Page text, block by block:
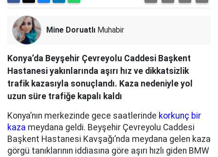
Mine Doruatlı Muhabir
Konya’da Beyşehir Çevreyolu Caddesi Başkent
Hastanesi yakınlarında aşırı hız ve dikkatsizlik
trafik kazasıyla sonuçlandı. Kaza nedeniyle yol
uzun süre trafiğe kapalı kaldı
Konya’nın merkezinde gece saatlerinde korkunç bir
kaza meydana geldi. Beyşehir Çevreyolu Caddesi
Başkent Hastanesi Kavşağı’nda meydana gelen kaza
görgü tanıklarının iddiasına göre aşırı hızlı giden BMW